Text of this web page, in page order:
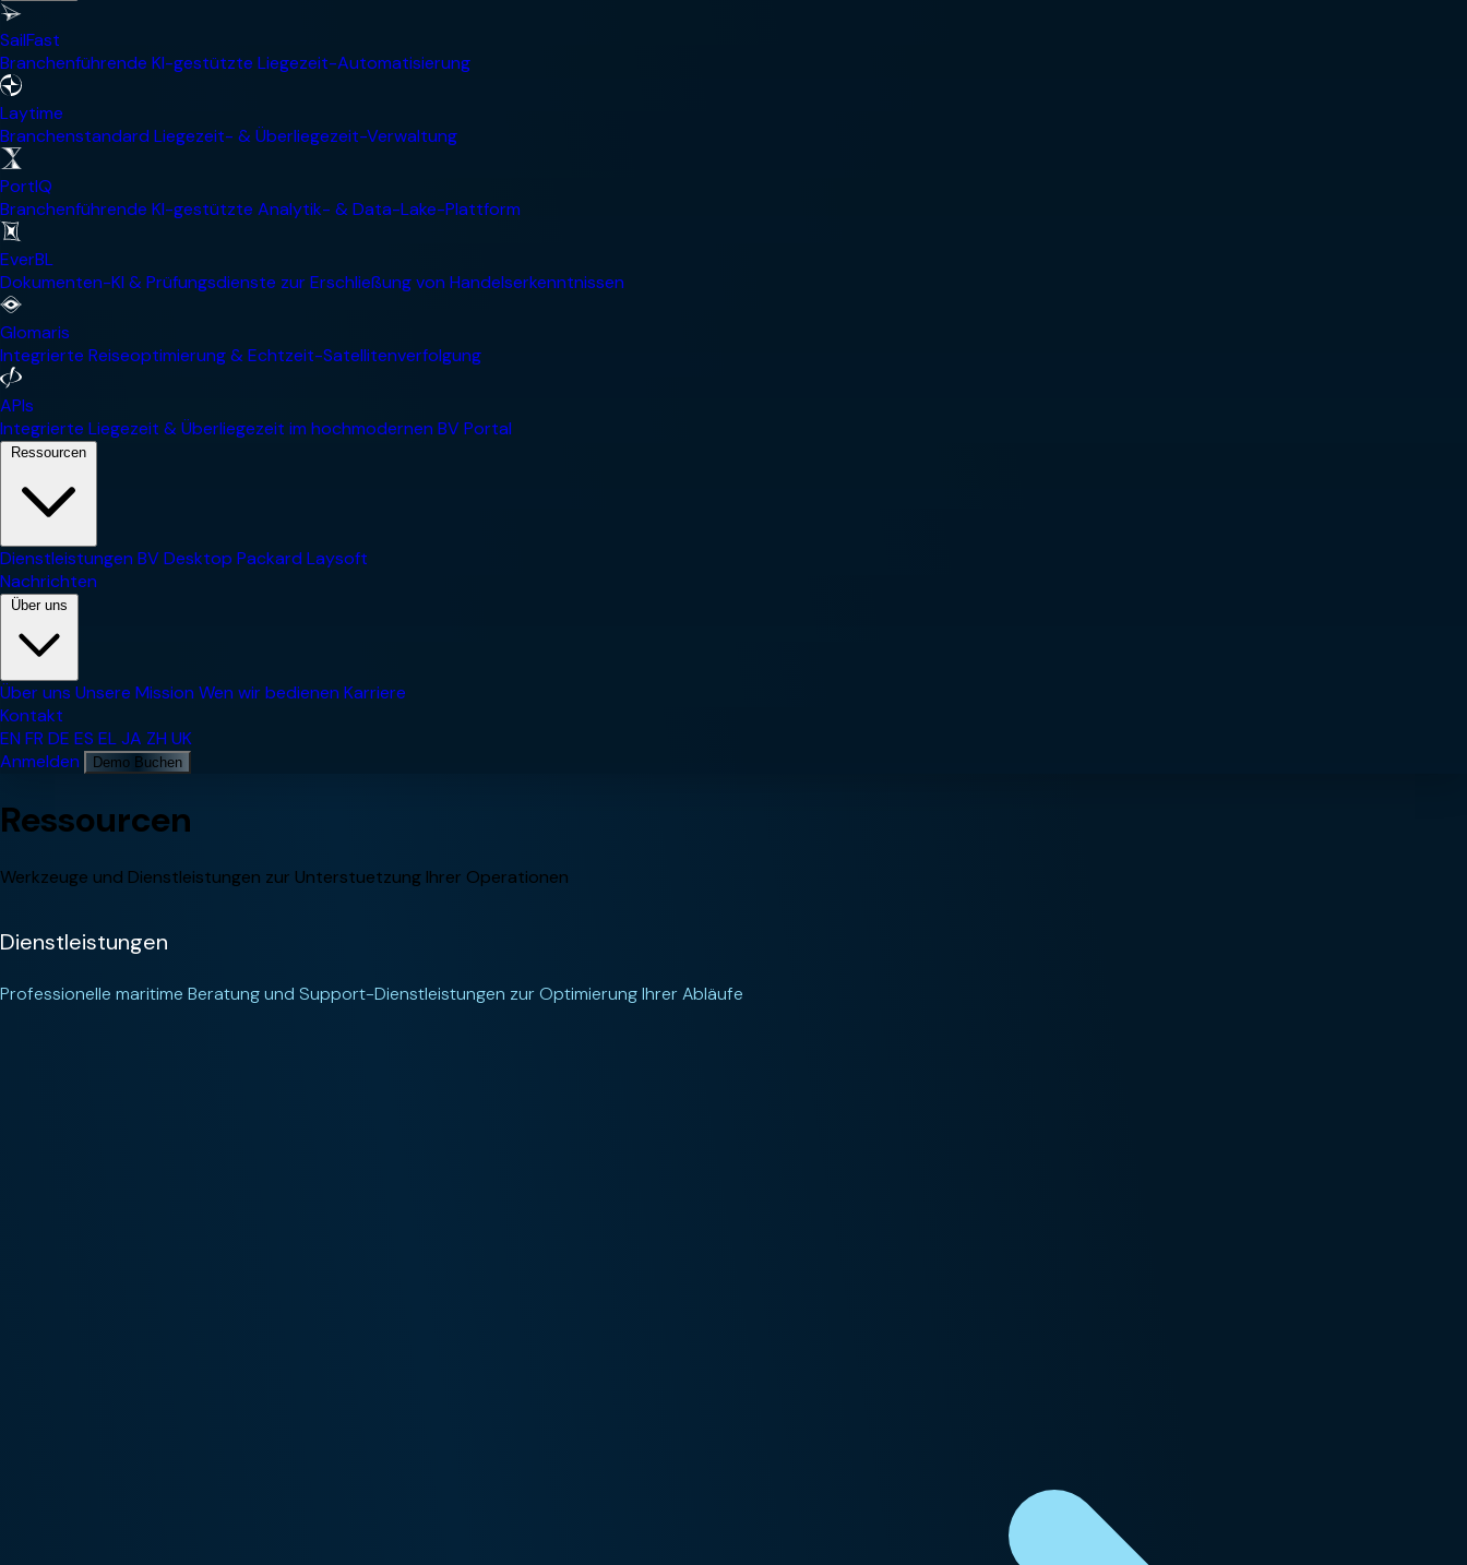
SailFast
Branchenführende KI-gestützte Liegezeit-Automatisierung
Laytime
Branchenstandard Liegezeit- & Überliegezeit-Verwaltung
PortIQ
Branchenführende KI-gestützte Analytik- & Data-Lake-Plattform
EverBL
Dokumenten-KI & Prüfungsdienste zur Erschließung von Handelserkenntnissen
Glomaris
Integrierte Reiseoptimierung & Echtzeit-Satellitenverfolgung
APIs
Integrierte Liegezeit & Überliegezeit im hochmodernen BV Portal
Ressourcen
Dienstleistungen BV Desktop Packard Laysoft
Nachrichten
Über uns
Über uns Unsere Mission Wen wir bedienen Karriere
Kontakt
EN FR DE ES ELJA ZH UK
Anmelden
Demo Buchen
Ressourcen
Werkzeuge und Dienstleistungen zur Unterstuetzung Ihrer Operationen
Dienstleistungen
Professionelle maritime Beratung und Support-Dienstleistungen zur Optimierung Ihrer Abläufe